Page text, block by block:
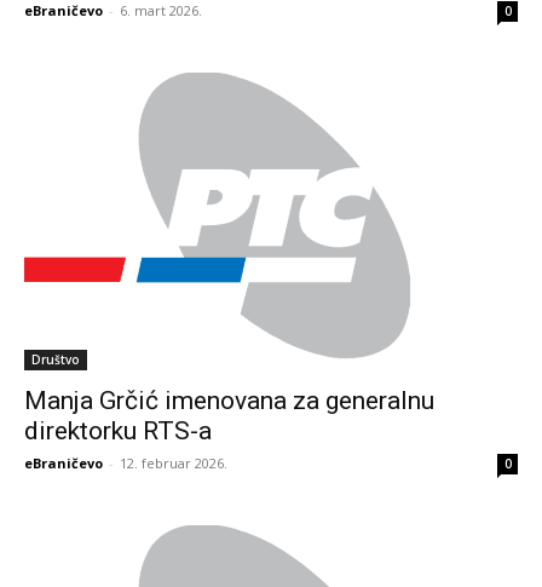
eBraničevo - 6. mart 2026. 0
Društvo
Manja Grčić imenovana za generalnu
direktorku RTS-a
eBraničevo - 12. februar 2026. 0